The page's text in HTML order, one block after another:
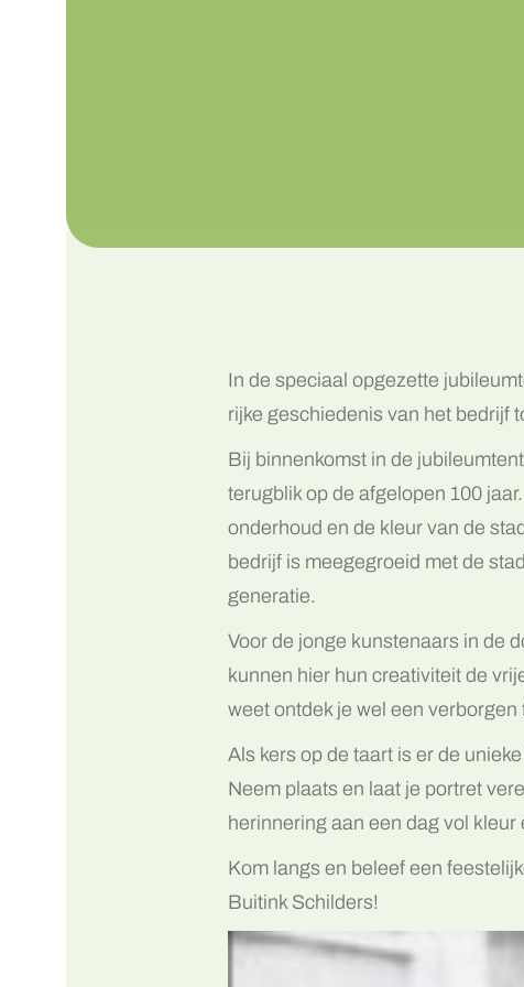
In de speciaal opgezette
rijke geschiedenis van het bedrijf
Bij binnenkomst in de
terugblik op de afgelopen 100
onderhoud en de kleur van de
bedrijf is meegegroeid met de
generatie.
Voor de jonge kunstenaars in de
kunnen hier hun creativiteit de
weet ontdek je wel een verborgen
Als kers op de taart is er de
Neem plaats en laat je portret
herinnering aan een dag vol kleur
Kom langs en beleef een
Buitink Schilders!